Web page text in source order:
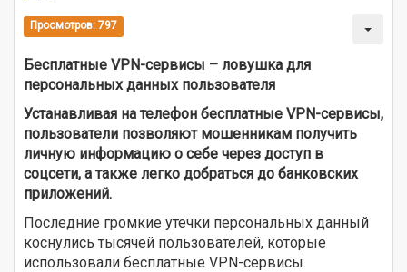
Просмотров: 797
Бесплатные VPN-сервисы – ловушка для
персональных данных пользователя
Устанавливая на телефон бесплатные VPN-сервисы,
пользователи позволяют мошенникам получить
личную информацию о себе через доступ в
соцсети, а также легко добраться до банковских
приложений.
Последние громкие утечки персональных данный
коснулись тысячей пользователей, которые
использовали бесплатные VPN-сервисы.